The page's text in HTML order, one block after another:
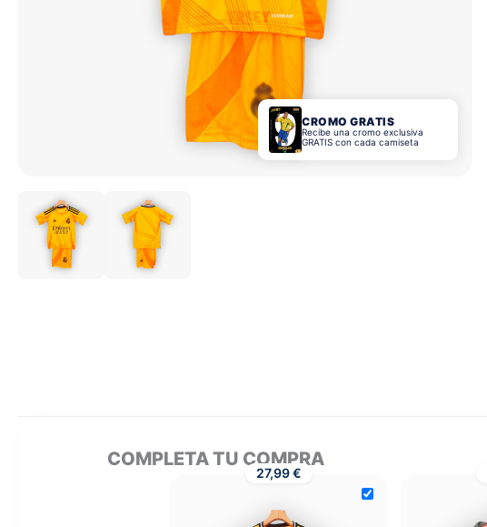
CROMO GRATIS
Recibe una cromo exclusiva
GRATIS con cada camiseta
COMPLETA TU COMPRA
27,99 €